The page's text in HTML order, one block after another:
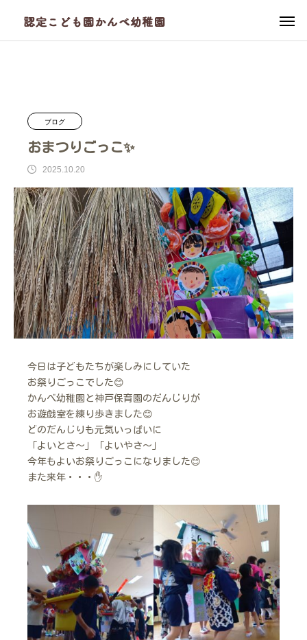
ブログ おまつりごっこ✨
ブログ
おまつりごっこ✨
2025.10.20
今日は子どもたちが楽しみにしていた
お祭りごっこでした😊
かんべ幼稚園と神戸保育園のだんじりが
お遊戯室を練り歩きました😊
どのだんじりも元気いっぱいに
「よいとさ～」「よいやさ～」
今年もよいお祭りごっこになりました😊
また来年・・・✋